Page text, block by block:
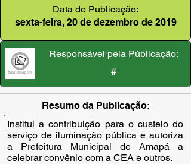
Data de Publicação:
sexta-feira, 20 de dezembro de 2019
Responsável pela Públicação:
#
Resumo da Publicação:
Institui a contribuição para o custeio do
serviço de iluminação pública e autoriza
a Prefeitura Municipal de Amapá a
celebrar convênio com a CEA e outros.